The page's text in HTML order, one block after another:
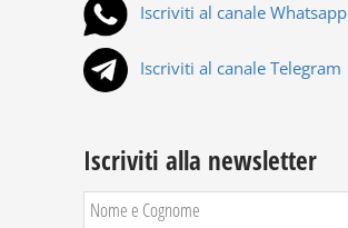
Iscriviti al canale Whatsapp
Iscriviti al canale Telegram
Iscriviti alla newsletter